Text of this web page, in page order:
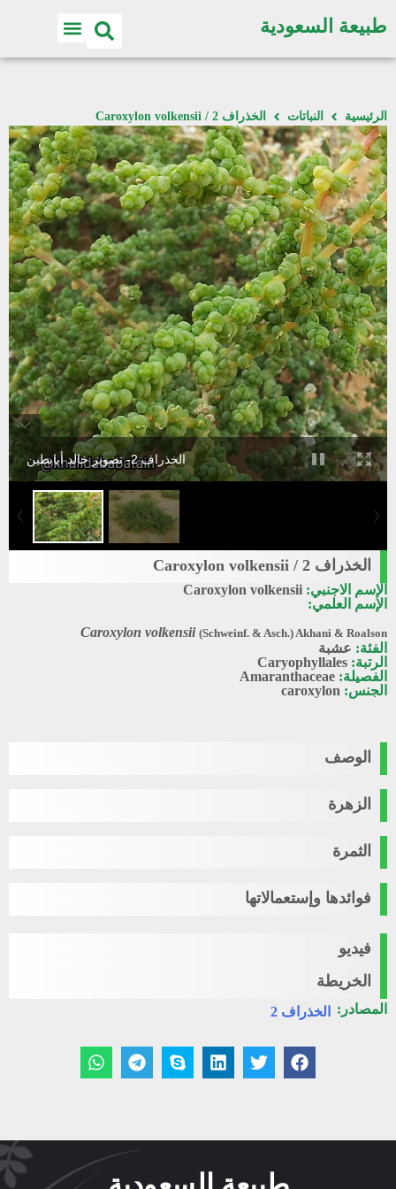
طبيعة السعودية
الرئيسية النباتات الخذراف 2 / Caroxylon volkensii
الخذراف 2- تصوير خالد أبابطين
الخذراف 2 / Caroxylon volkensii
الإسم الاجنبي: Caroxylon volkensii
الإسم العلمي:
Caroxylon volkensii (Schweinf. & Asch.) Akhani & Roalson
الفئة: عشبة
الرتبة: Caryophyllales
الفصيلة: Amaranthaceae
الجنس: caroxylon
الوصف
الزهرة
الثمرة
فوائدها وإستعمالاتها
فيديو
الخريطة
المصادر: الخذراف 2